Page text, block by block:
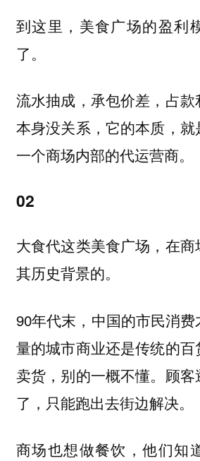
到这里，美食广场的盈利
了。
流水抽成，承包价差，占
本身没关系，它的本质，就
一个商场内部的代运营商。
02
大食代这类美食广场，在
其历史背景的。
90年代末，中国的市民消
量的城市商业还是传统的百
卖货，别的一概不懂。顾
了，只能跑出去街边解决。
商场也想做餐饮，他们知